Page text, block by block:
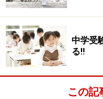
中です！
※抽選で20名に
※謝礼付きの限定アン
なります
中学受
る!!
この記